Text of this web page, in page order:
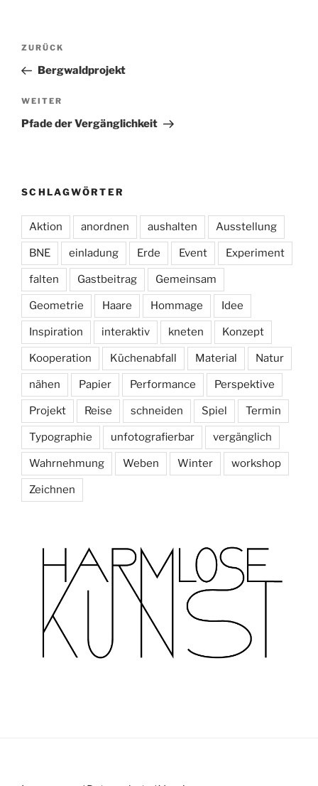
Beitragsnavigation
Vorheriger
Beitrag
ZURÜCK
Bergwaldprojekt
Nächster
Beitrag
WEITER
Pfade der Vergänglichkeit
SCHLAGWÖRTER
Aktion anordnen aushalten Ausstellung
BNE einladung Erde Event Experiment
falten Gastbeitrag Gemeinsam
Geometrie Haare Hommage Idee
Inspiration interaktiv kneten Konzept
Kooperation Küchenabfall Material Natur
nähen Papier Performance Perspektive
Projekt Reise schneiden Spiel Termin
Typographie unfotografierbar vergänglich
Wahrnehmung Weben Winter workshop
Zeichnen